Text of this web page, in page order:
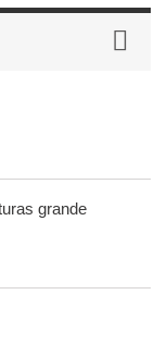
grande